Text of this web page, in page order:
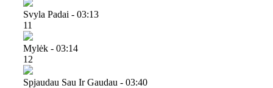
Svyla Padai - 03:13
11
Mylėk - 03:14
12
Spjaudau Sau Ir Gaudau - 03:40